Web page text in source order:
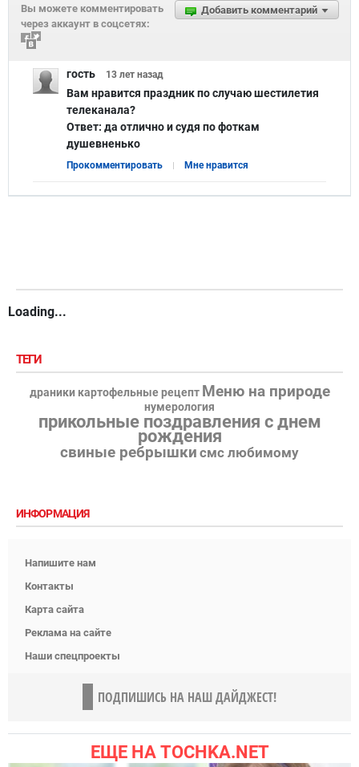
Добавить комментарий
Вы можете комментировать
через аккаунт в соцсетях:
гость 13 лет назад
Вам нравится праздник по случаю шестилетия
телеканала?
Ответ: да отлично и судя по фоткам
душевненько
Прокомментировать Мне нравится
Loading...
ТЕГИ
драники картофельные рецепт Меню на природе
нумерология
прикольные поздравления с днем
рождения
свиные ребрышки смс любимому
ИНФОРМАЦИЯ
Напишите нам
Контакты
Карта сайта
Реклама на сайте
Наши спецпроекты
ПОДПИШИСЬ НА НАШ ДАЙДЖЕСТ!
ЕЩЕ НА TOCHKA.NET